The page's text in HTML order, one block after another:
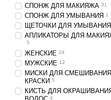
СПОНЖ ДЛЯ МАКИЯЖА 31
СПОНЖ ДЛЯ УМЫВАНИЯ 1
ЩЕТОЧКИ ДЛЯ УМЫВАНИЯ
АПЛИКАТОРЫ ДЛЯ
5
ЖЕНСКИЕ 24
МУЖСКИЕ 12
МИСКИ ДЛЯ СМЕШИВАНИЯ
КРАСКИ 5
КИСТЬ ДЛЯ
4